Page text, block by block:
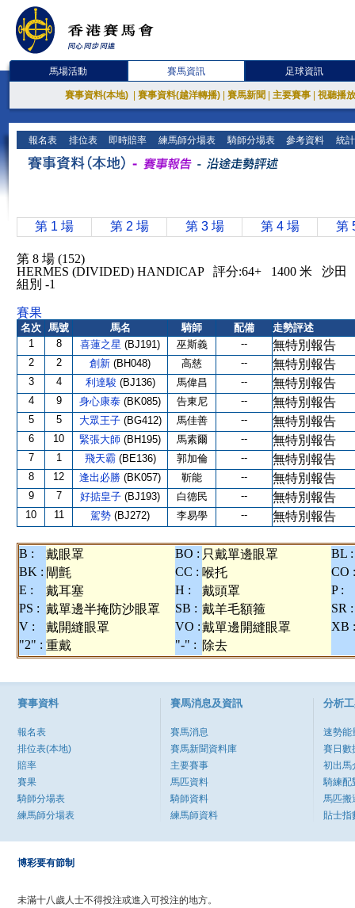
馬場活動 賽馬資訊 足球資訊
賽事資料(本地) 賽事資料(越洋轉播) 賽馬新聞 主要賽事 視聽播
報名表 排位表 即時賠率 練馬師分場表 騎師分場表 參考資料 統
第 1 場 第 2 場 第 3 場 第 4 場 第
第 8 場 (152)
HERMES (DIVIDED) HANDICAP 評分:64+ 1400 米 沙田
組別 -1
賽果
名次 馬號 馬名 騎師 配備
走勢評述
1
8 喜蓮之星 (BJ191) 巫斯義 -- 無特別報告
2 2 創新 (BH048) 高慈 -- 無特別報告
3 4 利達駿 (BJ136) 馬偉昌 -- 無特別報告
4 9 身心康泰 (BK085) 告東尼 -- 無特別報告
5 5 大眾王子 (BG412) 馬佳善 -- 無特別報告
6 10 緊張大師 (BH195) 馬素爾 -- 無特別報告
7 1 飛天霸 (BE136) 郭加倫 -- 無特別報告
8 12 逢出必勝 (BK057) 靳能 -- 無特別報告
9 7 好掂皇子 (BJ193) 白德民 -- 無特別報告
10 11 駕勢 (BJ272) 李易學 -- 無特別報告
B : 戴眼罩 BO : 只戴單邊眼罩
BL :
BK : 閘氈 CC : 喉托
CO :
E :
戴耳塞 H : 戴頭罩
P :
PS : 戴單邊半掩防沙眼罩 SB : 戴羊毛額箍
SR :
V :
戴開縫眼罩 VO :戴單邊開縫眼罩
XB :
"2" : 重戴 "-" : 除去
賽事資料
報名表
排位表(本地)
賠率
賽果
騎師分場表
練馬師分場表
賽馬消息及資訊
賽馬消息
賽馬新聞資料庫
主要賽事
馬匹資料
騎師資料
練馬師資料
分析
速勢能
賽日數
初出馬
騎練配
馬匹搬
貼士指
博彩要有節制
未滿十八歲人士不得投注或進入可投注的地方。